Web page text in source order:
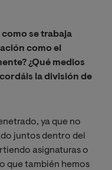
se trabaja
como el
¿Qué medios
la división de
ya que no
juntos dentro del
asignaturas o
que también hemos